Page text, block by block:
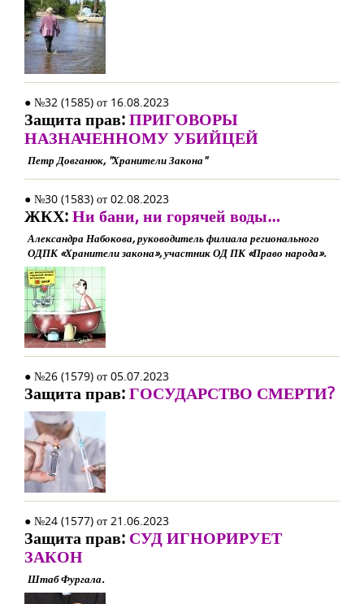
● №32 (1585) от 16.08.2023
Защита прав:ПРИГОВОРЫ
НАЗНАЧЕННОМУ УБИЙЦЕЙ
Петр Довганюк, "Хранители Закона"
● №30 (1583) от 02.08.2023
ЖКХ:Ни бани, ни горячей воды…
Александра Набокова, руководитель филиала регионального
ОДПК «Хранители закона», участник ОД ПК «Право народа».
● №26 (1579) от 05.07.2023
Защита прав:ГОСУДАРСТВО СМЕРТИ?
● №24 (1577) от 21.06.2023
Защита прав: СУД ИГНОРИРУЕТ
ЗАКОН
Штаб Фургала.